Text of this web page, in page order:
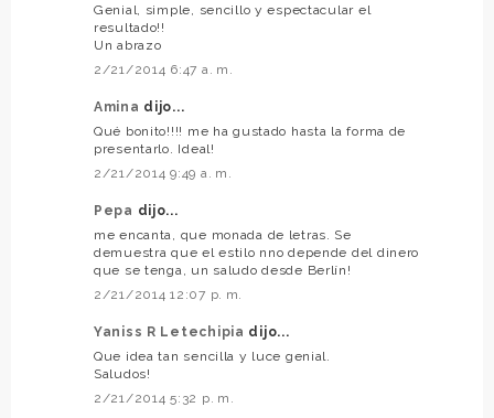
Genial, simple, sencillo y espectacular el
resultado!!
Un abrazo
2/21/2014 6:47 a. m.
Amina dijo...
Qué bonito!!!! me ha gustado hasta la forma de
presentarlo. Ideal!
2/21/2014 9:49 a. m.
Pepa dijo...
me encanta, que monada de letras. Se
demuestra que el estilo nno depende del dinero
que se tenga, un saludo desde Berlín!
2/21/2014 12:07 p. m.
Yaniss R Letechipia dijo...
Que idea tan sencilla y luce genial.
Saludos!
2/21/2014 5:32 p. m.